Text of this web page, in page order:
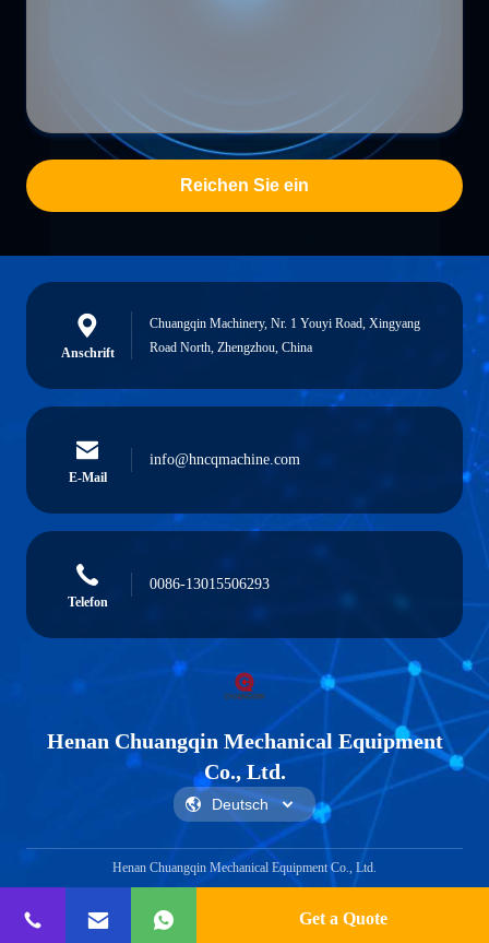
Reichen Sie ein
Anschrift
Chuangqin Machinery, Nr. 1 Youyi Road, Xingyang
Road North, Zhengzhou, China
E-Mail
info@hncqmachine.com
Telefon
0086-13015506293
Henan Chuangqin Mechanical Equipment
Co., Ltd.
Henan Chuangqin Mechanical Equipment Co., Ltd.
Get a Quote